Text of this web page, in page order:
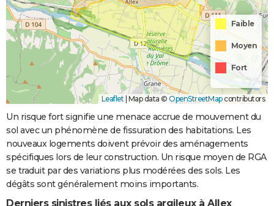
Faible
Moyen
Fort
Leaflet Map data © OpenStreetMapcontributors
Un risque fort signifie une menace accrue de mouvement du
sol avec un phénomène de fissuration des habitations. Les
nouveaux logements doivent prévoir des aménagements
spécifiques lors de leur construction. Un risque moyen de RGA
se traduit par des variations plus modérées des sols. Les
dégâts sont généralement moins importants.
Derniers sinistres liés aux sols argileux à Allex